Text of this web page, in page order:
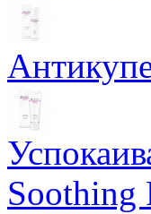
Soothing